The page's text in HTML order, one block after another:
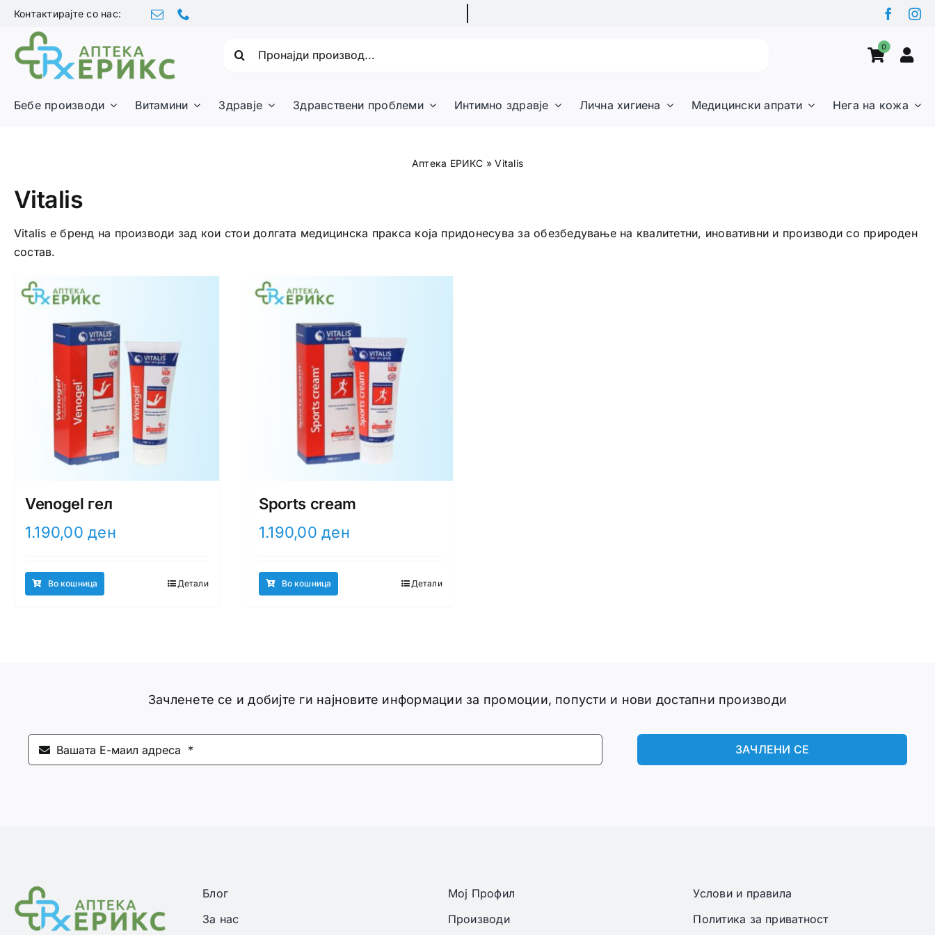
Skip
content
Контактирајте со нас:
0
Бебе производи Витамини Здравје Здравствени проблеми Интимно здравје Лична хигиена Медицински апрати Нега на кожа
Аптека ЕРИКС »Vitalis
Vitalis
Vitalis е бренд на производи зад кои стои долгата медицинска пракса која придонесува за обезбедување на квалитетни, иновативни и производи со природен
состав.
Venogel гел
1.190,00ден
Во кошница Детали
Sports cream
1.190,00ден
Во кошница Детали
Зачленете се и добијте ги најновите информации за промоции, попусти и нови достапни производи
ЗАЧЛЕНИ СЕ
Блог
За нас
Мој Профил
Производи
Услови и правила
Политика за приватност